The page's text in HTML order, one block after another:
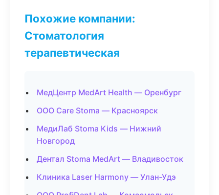
Похожие компании:
Стоматология
терапевтическая
МедЦентр MedArt Health — Оренбург
ООО Care Stoma — Красноярск
МедиЛаб Stoma Kids — Нижний
Новгород
Дентал Stoma MedArt — Владивосток
Клиника Laser Harmony — Улан-Удэ